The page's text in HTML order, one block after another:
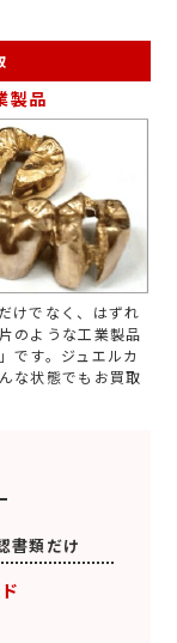
製品
けでなく、はずれ
のような工業製品
です。ジュエルカ
な状態でもお買取
書類だけ